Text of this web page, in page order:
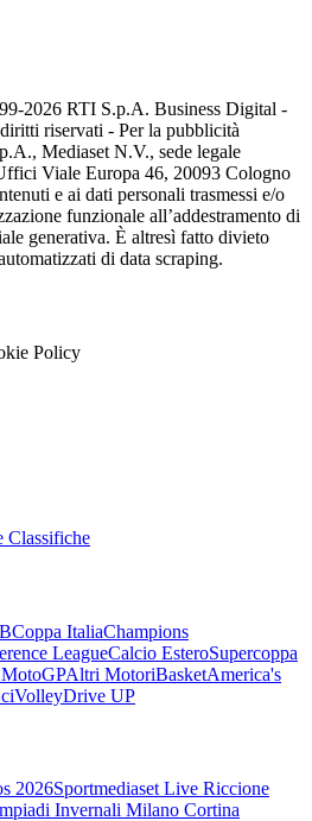
2026 RTI S.p.A. Business Digital -
riservati - Per la pubblicità
Mediaset N.V., sede legale
Viale Europa 46, 20093 Cologno
e ai dati personali trasmessi e/o
funzionale all’addestramento di
generativa. È altresì fatto divieto
di data scraping.
Policy
Classifiche
Coppa ItaliaChampions
LeagueCalcio EsteroSupercoppa
MotoGPAltri MotoriBasketAmerica's
VolleyDrive UP
2026Sportmediaset Live Riccione
Invernali Milano Cortina